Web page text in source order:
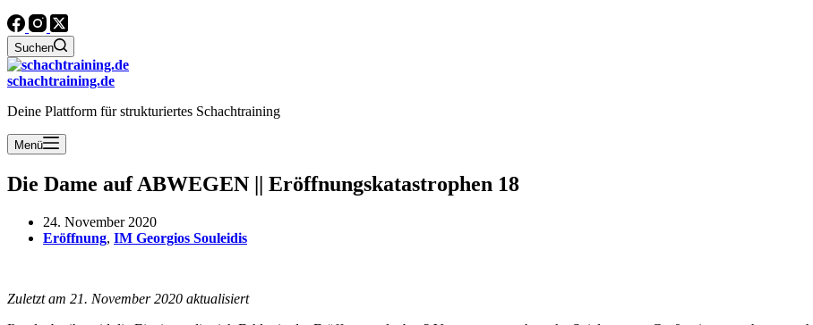
Suchen
schachtraining.de
Deine Plattform für strukturiertes Schachtraining
Menü
Die Dame auf ABWEGEN || Eröffnungskatastrophen 18
24. November 2020
Eröffnung, IM Georgios Souleidis
Zuletzt am 21. November 2020 aktualisiert